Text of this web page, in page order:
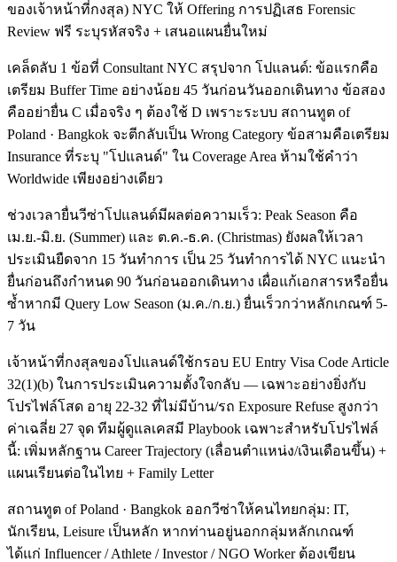
ของเจ้าหน้าที่กงสุล) NYC ให้ Offering การปฏิเสธ Forensic
Review ฟรี ระบุรหัสจริง + เสนอแผนยื่นใหม่
เคล็ดลับ 1 ข้อที่ Consultant NYC สรุปจาก โปแลนด์: ข้อแรกคือ
เตรียม Buffer Time อย่างน้อย 45 วันก่อนวันออกเดินทาง ข้อสอง
คืออย่ายื่น C เมื่อจริง ๆ ต้องใช้ D เพราะระบบ สถานทูต of
Poland · Bangkok จะตีกลับเป็น Wrong Category ข้อสามคือเตรียม
Insurance ที่ระบุ "โปแลนด์" ใน Coverage Area ห้ามใช้คำว่า
Worldwide เพียงอย่างเดียว
ช่วงเวลายื่นวีซ่าโปแลนด์มีผลต่อความเร็ว: Peak Season คือ
เม.ย.-มิ.ย. (Summer) และ ต.ค.-ธ.ค. (Christmas) ยังผลให้เวลา
ประเมินยืดจาก 15 วันทำการ เป็น 25 วันทำการได้ NYC แนะนำ
ยื่นก่อนถึงกำหนด 90 วันก่อนออกเดินทาง เผื่อแก้เอกสารหรือยื่น
ซ้ำหากมี Query Low Season (ม.ค./ก.ย.) ยื่นเร็วกว่าหลักเกณฑ์ 5-
7 วัน
เจ้าหน้าที่กงสุลของโปแลนด์ใช้กรอบ EU Entry Visa Code Article
32(1)(b) ในการประเมินความตั้งใจกลับ — เฉพาะอย่างยิ่งกับ
โปรไฟล์โสด อายุ 22-32 ที่ไม่มีบ้าน/รถ Exposure Refuse สูงกว่า
ค่าเฉลี่ย 27 จุด ทีมผู้ดูแลเคสมี Playbook เฉพาะสำหรับโปรไฟล์
นี้: เพิ่มหลักฐาน Career Trajectory (เลื่อนตำแหน่ง/เงินเดือนขึ้น) +
แผนเรียนต่อในไทย + Family Letter
สถานทูต of Poland · Bangkok ออกวีซ่าให้คนไทยกลุ่ม: IT,
นักเรียน, Leisure เป็นหลัก หากท่านอยู่นอกกลุ่มหลักเกณฑ์
ได้แก่ Influencer / Athlete / Investor / NGO Worker ต้องเขียน